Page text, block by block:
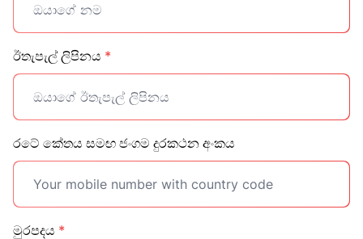
ඊතැපැල් ලිපිනය *
රටේ කේතය සමඟ ජංගම දුරකථන අංකය
මුරපදය *